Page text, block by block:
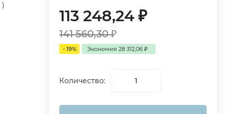
)
113 248,24₽
141 560,30₽
- 19% Экономия28 312,06₽
Количество: